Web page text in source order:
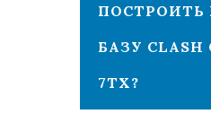
БАЗУ CLASH
7ТХ?